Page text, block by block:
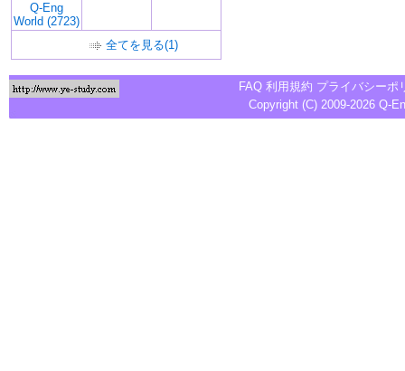
Q-Eng
World (2723)
全てを見る(1)
FAQ 利用規約 プライバシーポ
Copyright (C) 2009-2026 Q-